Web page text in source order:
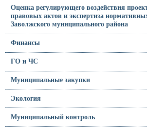
Оценка регулирующего воздействия
правовых актов и экспертиза
Заволжского муниципального района
Финансы
ГО и ЧС
Муниципальные закупки
Экология
Муниципальный контроль